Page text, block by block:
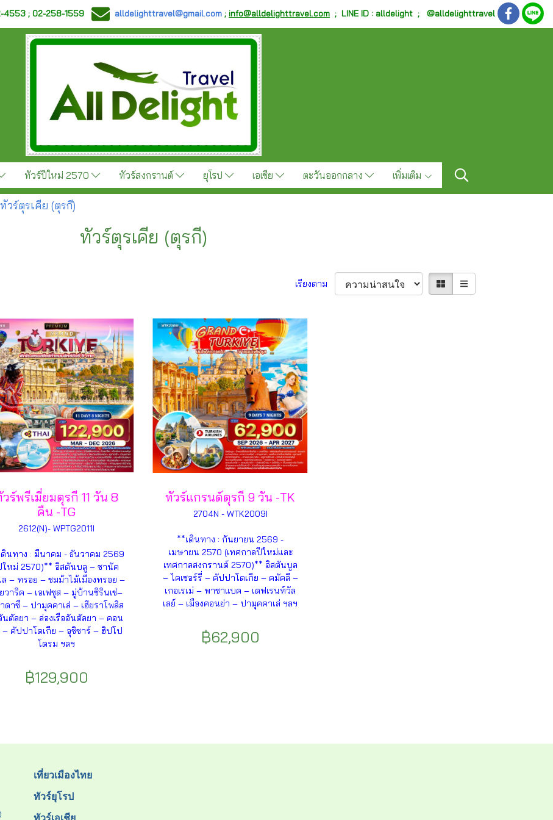
4553 ; 02-258-1559 alldelighttravel@gmail.com ; info@alldelighttravel.com ; LINE ID : alldelight ; @alldelighttravel
ทัวร์ปีใหม่ 2570 ทัวร์สงกรานต์ ยุโรป เอเชีย ตะวันออกกลาง เพิ่มเติม
ทัวร์ตุรเคีย (ตุรกี)
ทัวร์ตุรเคีย (ตุรกี)
เรียงตาม
ร์พรีเมี่ยมตุรกี 11 วัน 8
คืน -TG
2612(N)- WPTG2011I
ดินทาง : มีนาคม - ธันวาคม 2569
ใหม่ 2570)** อิสตันบลู – ชานัค
ล – ทรอย – ชมม้าไม้เมืองทรอย –
วาริค – เอเฟซุส – มู่บ้านซิรินเช่–
ดาซึ – ปามุคคาเล่ – เฮียราโพลิส
นตัลยา – ล่องเรืออันตัลยา – คอน
– คัปปาโดเกีย – อุชิซาร์ – ฮิปโป
โดรม ฯลฯ
฿129,900
ทัวร์แกรนด์ตุรกี 9 วัน -TK
2704N - WTK2009I
**เดินทาง : กันยายน 2569 -
เมษายน 2570 (เทศกาลปีใหม่และ
เทศกาลสงกรานต์ 2570)** อิสตันบูล
– ไคเซอร์รี่ – คัปปาโดเกีย – คมัคลี –
เกอเรเม่ – พาซาแบค – เดฟเรนท์วัล
เลย์ – เมืองคอนย่า – ปามุคคาเล่ ฯลฯ
฿62,900
เที่ยวเมืองไทย
ทัวร์ยุโรป
ทัวร์เอเชีย